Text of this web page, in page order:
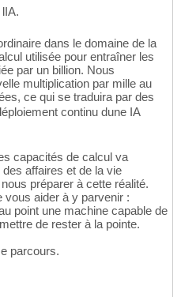
dans le domaine de la
utilisée pour entraîner les
par un billion. Nous
multiplication par mille au
ce qui se traduira par des
continu dune IA
capacités de calcul va
affaires et de la vie
préparer à cette réalité.
aider à y parvenir :
point une machine capable de
de rester à la pointe.
parcours.